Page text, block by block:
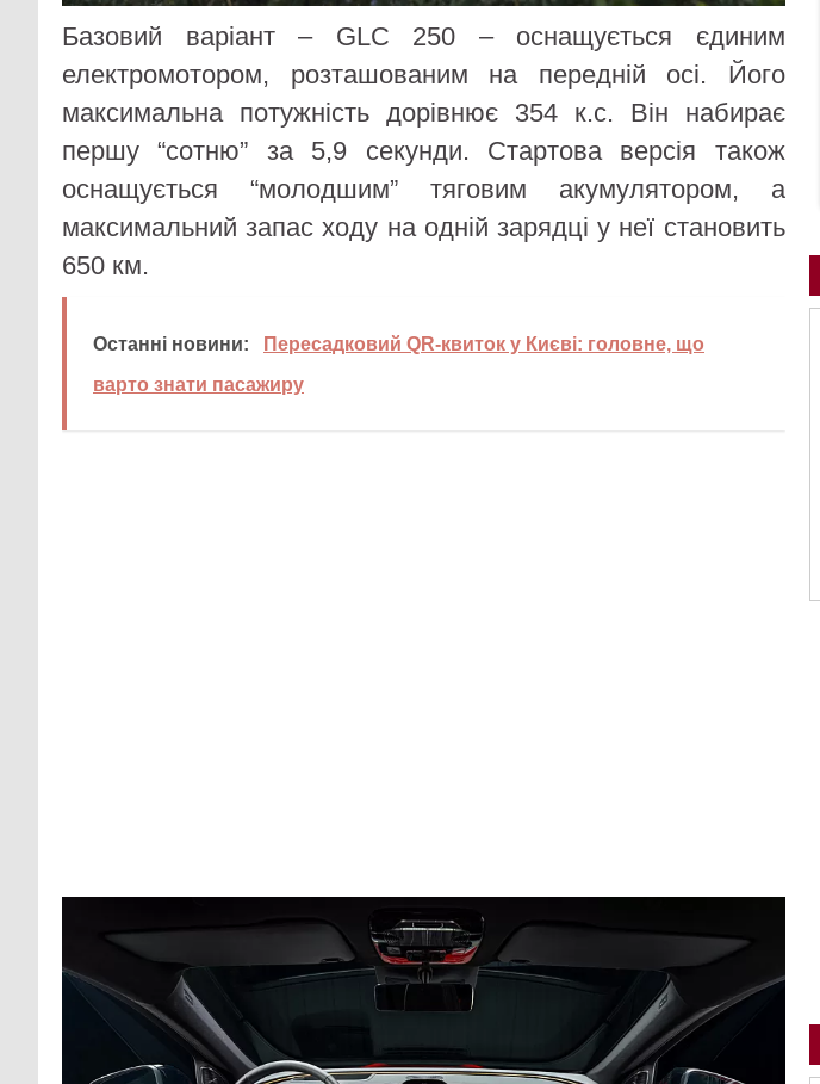
Базовий варіант – GLC 250 – оснащується єдиним
електромотором, розташованим на передній осі. Його
максимальна потужність дорівнює 354 к.с. Він набирає
першу “сотню” за 5,9 секунди. Стартова версія також
оснащується “молодшим” ​​тяговим акумулятором, а
максимальний запас ходу на одній зарядці у неї становить
650 км.
Останні новини:
Пересадковий QR-квиток у Києві: головне, що
варто знати пасажиру